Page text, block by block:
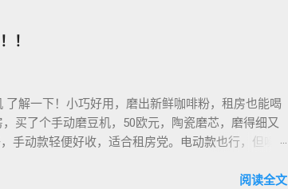
！
解一下！小巧好用，磨出新鲜咖啡粉，租房也能喝
买了个手动磨豆机，50欧元，陶瓷磨芯，磨得细又
手动款轻便好收，适合租房党。电动款也行，但噪
，网购Amazon.de或本地咖啡店促销，10欧元买半
阅读全文